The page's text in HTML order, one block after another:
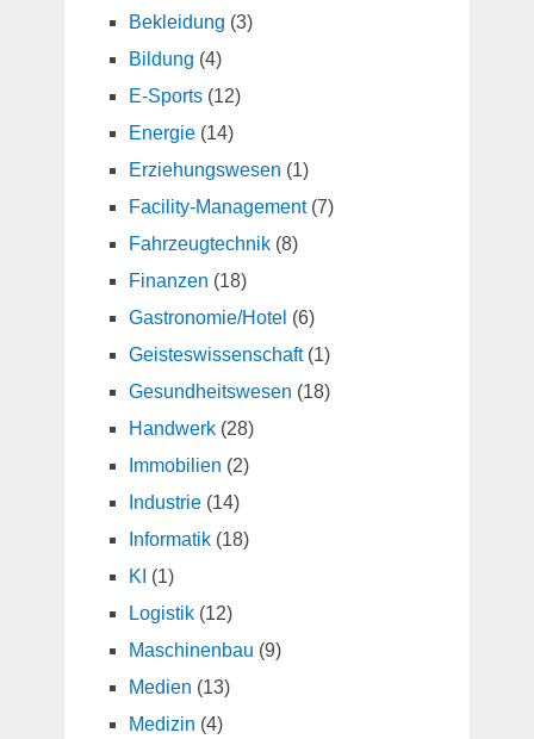
Bekleidung (3)
Bildung (4)
E-Sports(12)
Energie(14)
Erziehungswesen (1)
Facility-Management(7)
Fahrzeugtechnik(8)
Finanzen (18)
Gastronomie/Hotel (6)
Geisteswissenschaft(1)
Gesundheitswesen (18)
Handwerk(28)
Immobilien (2)
Industrie(14)
Informatik(18)
KI (1)
Logistik(12)
Maschinenbau (9)
Medien (13)
Medizin (4)